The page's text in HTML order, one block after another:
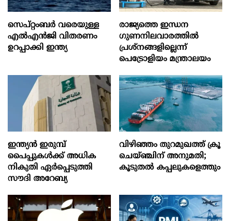
സെപ്റ്റംബർ വരെയുള്ള
എൽഎൻജി വിതരണം
ഉറപ്പാക്കി ഇന്ത്യ
രാജ്യത്തെ ഇന്ധന
ഗുണനിലവാരത്തില്‍
പ്രശ്‌നങ്ങളില്ലെന്ന്
പെട്രോളിയം മന്ത്രാലയം
ഇന്ത്യൻ ഇരുമ്പ്
പൈപ്പുകൾക്ക് അധിക
നികുതി ഏർപ്പെടുത്തി
സൗദി അറേബ്യ
വിഴിഞ്ഞം തുറമുഖത്ത് ക്രൂ
ചെയ്ഞ്ചിന് അനുമതി;
കൂടുതൽ കപ്പലുകളെത്തും